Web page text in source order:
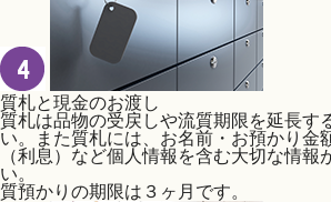
質札と現金のお渡し
質札は品物の受戻しや流質期限を延長
い。また質札には、お名前・お預かり
（利息）など個人情報を含む大切な情
い。
質預かりの期限は３ヶ月です。